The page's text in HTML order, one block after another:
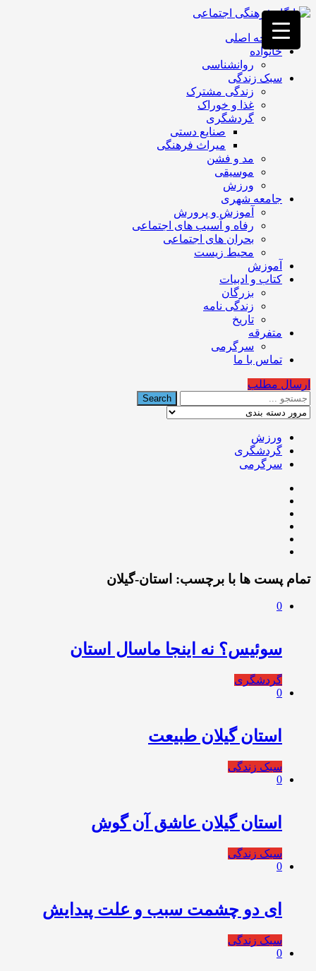
فصد
خون
غرب
تهران
خشکشویی
تصفیه
تهران
صفحه اصلی
خانواده
روانشناسی
سبک زندگی
زندگی مشترک
غذا و خوراک
گردشگری
صنایع دستی
میراث فرهنگی
مد و فشن
موسیقی
ورزش
جامعه شهری
آموزش و پرورش
رفاه و آسیب های اجتماعی
بحران های اجتماعی
محیط زیست
آموزش
کتاب و ادبیات
بزرگان
زندگی نامه
تاریخ
متفرقه
سرگرمی
تماس با ما
ارسال مطلب
ورزش
گردشگری
سرگرمی
تمام پست ها با برچسب: استان-گیلان
0
سوئیس؟ نه اینجا ماسال استان
گردشگری
0
استان گیلان طبیعت
سبک زندگی
0
استان گیلان عاشق آن گوش
سبک زندگی
0
ای دو چشمت سبب و علت پیدایش
سبک زندگی
0